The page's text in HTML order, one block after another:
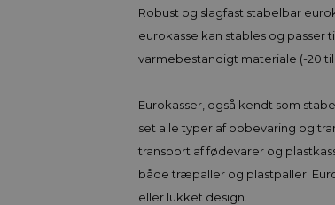
Robust og slagfast stabelbar
eurokasse kan stables og passer
varmebestandigt materiale (-20 til
Eurokasser, også kendt som
set alle typer af opbevaring og
transport af fødevarer og
både træpaller og plastpaller.
eller lukket design.